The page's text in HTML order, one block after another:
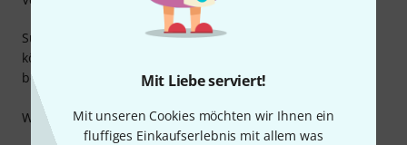
Mit Liebe serviert!
Mit unseren Cookies möchten wir Ihnen ein
fluffiges Einkaufserlebnis mit allem was
Super Idee und wirklich einfach zu benutzen. Endlich
können Kabel an Traversen schnell, einfach und sicher
befestigt werden ohne irgendwelches Klebeband usw.
Wie lange die Teile durchhalten werden wir testen.